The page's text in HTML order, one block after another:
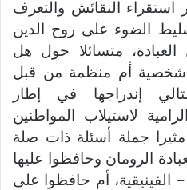
النقائش والتعرف
الضوء على روح الدين
العبادة، متسائلا حول هل
شخصية أم منظمة من قبل
إندراجها في إطار
لاستيلاب المواطنين
جملة أسئلة ذات صلة
الرومان وحافظوا عليها
– الفينيقية، أم حافظوا على